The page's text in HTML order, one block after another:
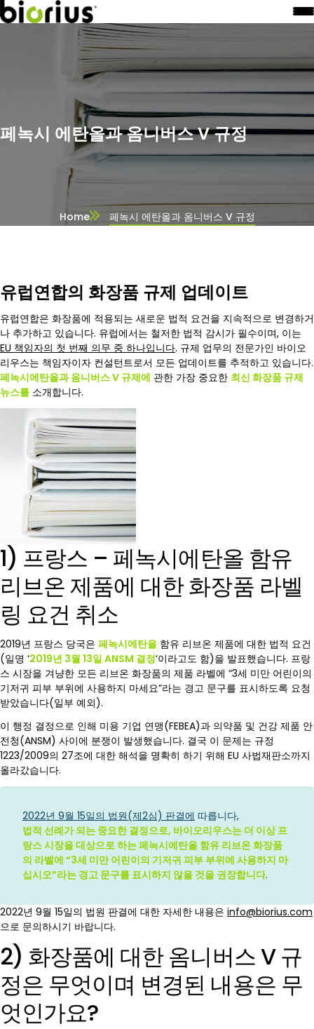
페녹시 에탄올과 옴니버스 V 규정
Home 페녹시 에탄올과 옴니버스 V 규정
유럽연합의 화장품 규제 업데이트
유럽연합은 화장품에 적용되는 새로운 법적 요건을 지속적으로 변경하거
나 추가하고 있습니다. 유럽에서는 철저한 법적 감시가 필수이며, 이는
EU 책임자의 첫 번째 의무 중 하나입니다. 규제 업무의 전문가인 바이오
리우스는 책임자이자 컨설턴트로서 모든 업데이트를 추적하고 있습니다.
페녹시에탄올과 옴니버스 V 규제에 관한 가장 중요한 최신 화장품 규제
뉴스를 소개합니다.
1) 프랑스 – 페녹시에탄올 함유
리브온 제품에 대한 화장품 라벨
링 요건 취소
2019년 프랑스 당국은 페녹시에탄올 함유 리브온 제품에 대한 법적 요건
(일명 ‘2019년 3월 13일 ANSM 결정‘이라고도 함)을 발표했습니다. 프랑
스 시장을 겨냥한 모든 리브온 화장품의 제품 라벨에 “3세 미만 어린이의
기저귀 피부 부위에 사용하지 마세요”라는 경고 문구를 표시하도록 요청
받았습니다(일부 예외).
이 행정 결정으로 인해 미용 기업 연맹(FEBEA)과 의약품 및 건강 제품 안
전청(ANSM) 사이에 분쟁이 발생했습니다. 결국 이 문제는 규정
1223/2009의 27조에 대한 해석을 명확히 하기 위해 EU 사법재판소까지
올라갔습니다.
2022년 9월 15일의 법원(제2심) 판결에 따릅니다,
법적 선례가 되는 중요한 결정으로, 바이오리우스는 더 이상 프
랑스 시장을 대상으로 하는 페녹시에탄올 함유 리브온 화장품
의 라벨에 “3세 미만 어린이의 기저귀 피부 부위에 사용하지 마
십시오”라는 경고 문구를 표시하지 않을 것을 권장합니다.
2022년 9월 15일의 법원 판결에 대한 자세한 내용은 info@biorius.com
으로 문의하시기 바랍니다.
2) 화장품에 대한 옴니버스 V 규
정은 무엇이며 변경된 내용은 무
엇인가요?